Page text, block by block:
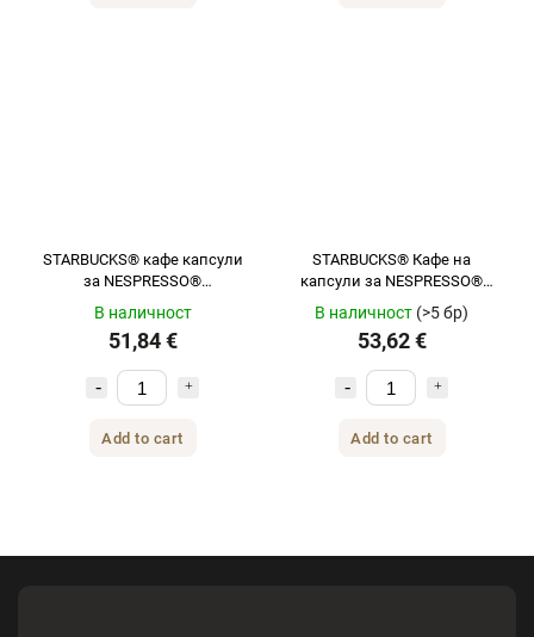
STARBUCKS® кафе капсули
за NESPRESSO®
безкофеиново русо еспресо
печено 120 бр.
В наличност
51,84 €
Add to cart
STARBUCKS® Кафе на
капсули за NESPRESSO®
Sunny Day Blend LUNGO 120
бр.
В наличност (>5 бр)
53,62 €
Add to cart